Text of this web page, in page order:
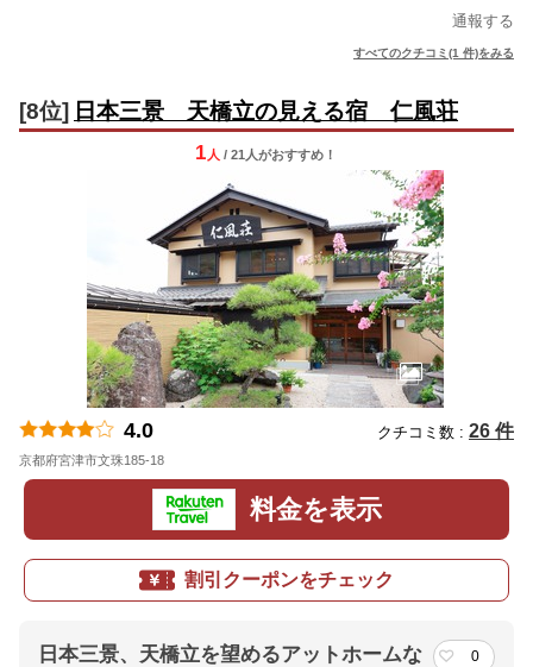
通報する
すべてのクチコミ(1 件)をみる
[8位] 日本三景 天橋立の見える宿 仁風荘
1 人 / 21人がおすすめ！
4.0 クチコミ数 : 26 件
京都府宮津市文珠185-18
料金を表示
割引クーポンをチェック
日本三景、天橋立を望めるアットホームな
0